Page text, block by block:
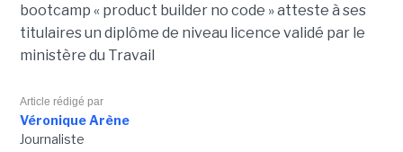
bootcamp « product builder no code » atteste à ses
titulaires un diplôme de niveau licence validé par le
ministère du Travail
Article rédigé par
Véronique Arène
Journaliste